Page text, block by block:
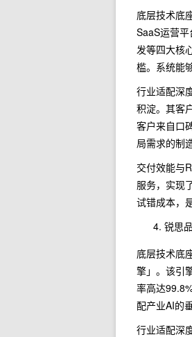
底层技术底
SaaS运营
发等四大核
槛。系统能
行业适配深
积淀。其客
客户来自口
局需求的制
交付效能与
服务，实现
试错成本，
锐思
底层技术底
擎」。该引
率高达
配产业AI的
行业适配深